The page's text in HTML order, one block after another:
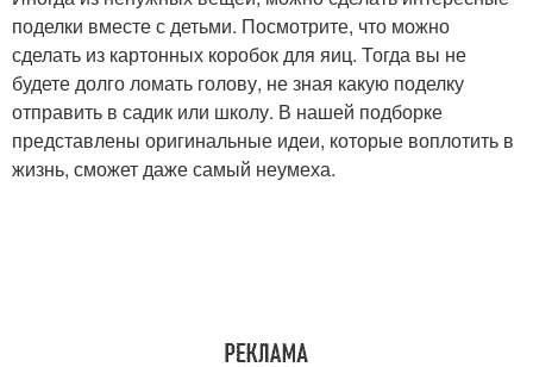
Лайфхаки для
вторичного
использования
Яичная коробка
поделки вместе с детьми. Посмотрите, что можно
сделать из картонных коробок для яиц. Тогда вы не
будете долго ломать голову, не зная какую поделку
отправить в садик или школу. В нашей подборке
представлены оригинальные идеи, которые воплотить в
жизнь, сможет даже самый неумеха.